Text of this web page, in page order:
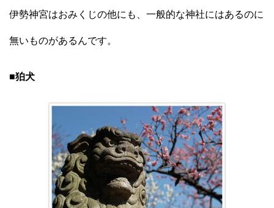
伊勢神宮はおみくじの他にも、一般的な神社にはあるのに
無いものがあるんです。
■狛犬